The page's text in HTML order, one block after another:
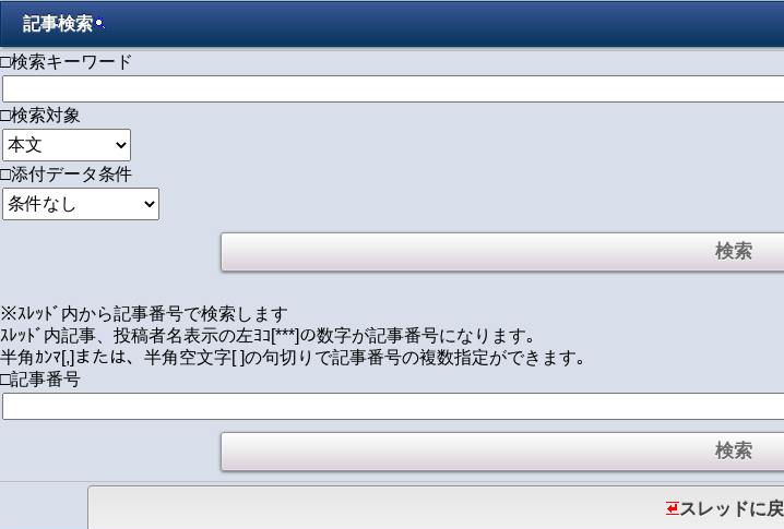
記事検索
□検索キーワード
□検索対象
□添付データ条件
※ｽﾚｯﾄﾞ内から記事番号で検索します
ｽﾚｯﾄﾞ内記事、投稿者名表示の左ﾖｺ[***]の数字が記事番号になります｡
半角ｶﾝﾏ[,]または、半角空文字[ ]の句切りで記事番号の複数指定ができます｡
□記事番号
スレッドに